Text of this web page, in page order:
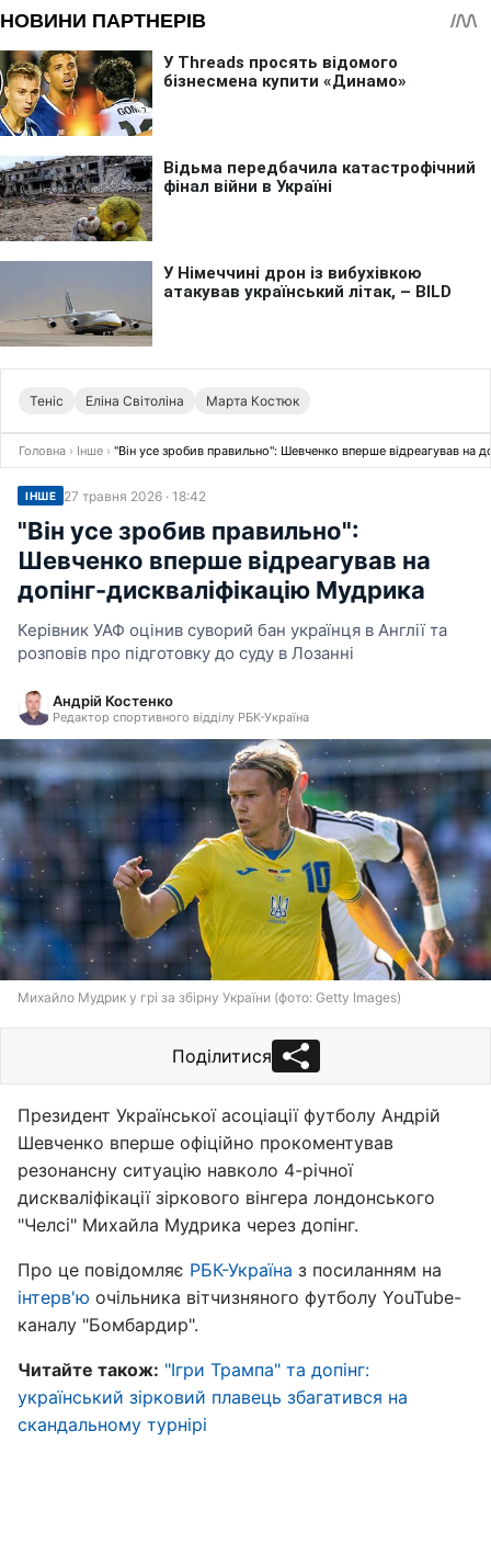
Теніс Еліна Світоліна Марта Костюк
Головна › Інше › "Він усе зробив правильно": Шевченко вперше відреагував на
ІНШЕ 27 травня 2026 · 18:42
"Він усе зробив правильно":
Шевченко вперше відреагував на
допінг-дискваліфікацію Мудрика
Керівник УАФ оцінив суворий бан українця в Англії та
розповів про підготовку до суду в Лозанні
Андрій Костенко
Редактор спортивного відділу РБК-Україна
Михайло Мудрик у грі за збірну України (фото: Getty Images)
Поділитися
Президент Української асоціації футболу Андрій
Шевченко вперше офіційно прокоментував
резонансну ситуацію навколо 4-річної
дискваліфікації зіркового вінгера лондонського
"Челсі" Михайла Мудрика через допінг.
Про це повідомляє РБК-Україна з посиланням на
інтерв'ю очільника вітчизняного футболу YouTube-
каналу "Бомбардир".
Читайте також: "Ігри Трампа" та допінг:
український зірковий плавець збагатився на
скандальному турнірі